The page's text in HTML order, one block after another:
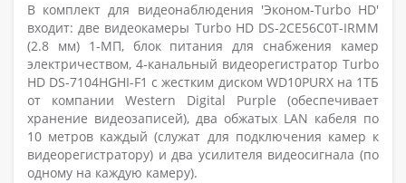
В комплект для видеонаблюдения 'Эконом-Turbo HD'
входит: две видеокамеры Turbo HD DS-2CE56C0T-IRMM
(2.8 мм) 1-МП, блок питания для снабжения камер
электричеством, 4-канальный видеорегистратор Turbo
HD DS-7104HGHI-F1 с жестким диском WD10PURX на 1ТБ
от компании Western Digital Purple (обеспечивает
хранение видеозаписей), два обжатых LAN кабеля по
10 метров каждый (служат для подключения камер к
видеорегистратору) и два усилителя видеосигнала (по
одному на каждую камеру).